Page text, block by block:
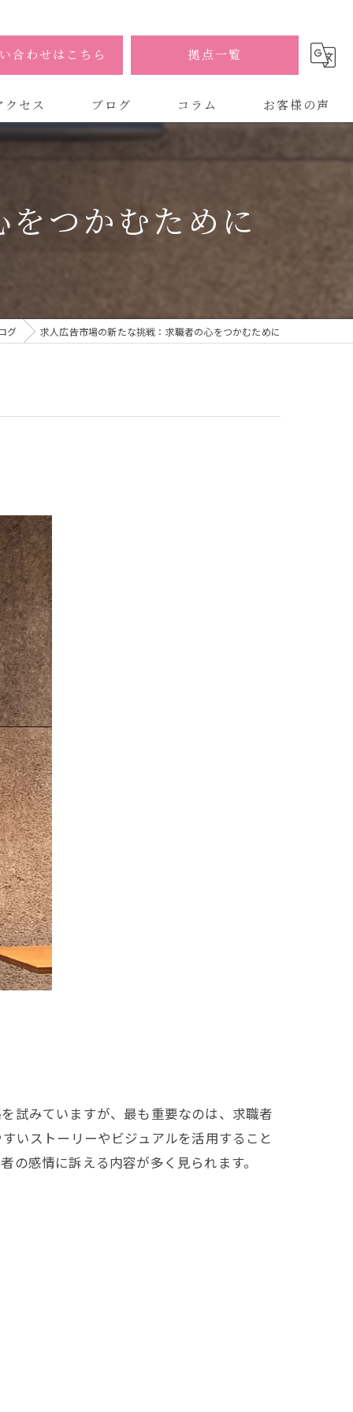
合わせはこちら 拠点一覧
クセス
会社AOA 南森町オフィス
ブログ コラム お客様の声
つかむために
グ 求人広告市場の新たな挑戦：求職者の心をつかむために
試みていますが、最も重要なのは、求職者
いストーリーやビジュアルを活用すること
感情に訴える内容が多く見られます。